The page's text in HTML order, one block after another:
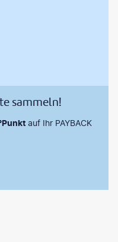
sammeln!
auf Ihr PAYBACK